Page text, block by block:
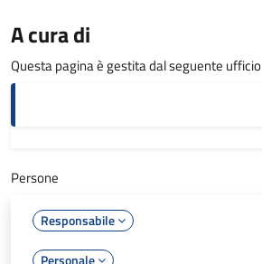
A cura di
Questa pagina è gestita dal seguente ufficio
Persone
Responsabile
Personale